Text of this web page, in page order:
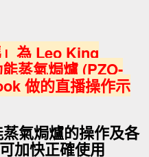
為 Leo King
蒸氣焗爐 (PZO-
做的直播操作示
氣焗爐的操作及各
加快正確使用